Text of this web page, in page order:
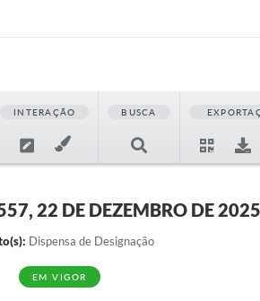
INTERAÇÃO BUSCA
22 DE DEZEMBRO DE 2025
Dispensa de Designação
EM VIGOR